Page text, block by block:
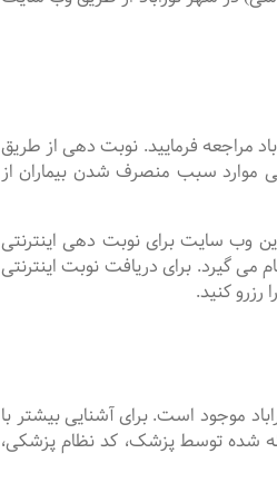
مراجعه فرمایید. نوبت دهی از طریق
موارد سبب منصرف شدن بیماران از
وب سایت برای نوبت دهی اینترنتی
گیرد. برای دریافت نوبت اینترنتی
کنید.
موجود است. برای آشنایی بیشتر با
شده توسط پزشک، کد نظام پزشکی،